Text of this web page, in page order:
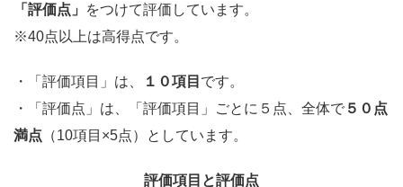
「評価点」
をつけて評価しています。
※40点以上は高得点です。
・「評価項目」は、 １０項目 です。
・「評価点」は、「評価項目」ごとに５点、全体で ５０点
満点 （10項目×5点）としています。
評価項目と評価点